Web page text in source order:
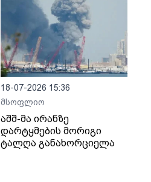
18-07-2026 15:36
მსოფლიო
აშშ-მა ირანზე
დარტყმების მორიგი
ტალღა განახორციელა